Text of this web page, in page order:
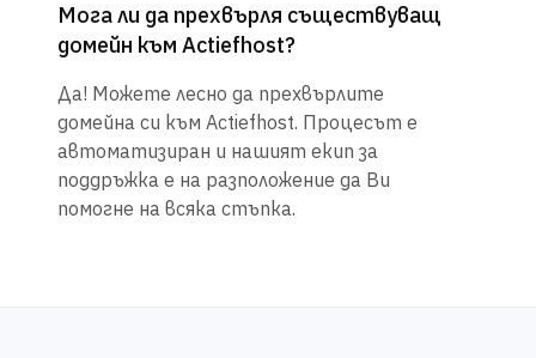
Мога ли да прехвърля съществуващ
домейн към Actiefhost?
Да! Можете лесно да прехвърлите
домейна си към Actiefhost. Процесът е
автоматизиран и нашият екип за
поддръжка е на разположение да Ви
помогне на всяка стъпка.